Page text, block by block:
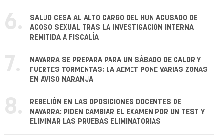
6.
SALUD CESA AL ALTO CARGO DEL HUN ACUSADO DE
ACOSO SEXUAL TRAS LA INVESTIGACIÓN INTERNA
REMITIDA A FISCALÍA
7.
NAVARRA SE PREPARA PARA UN SÁBADO DE CALOR Y
FUERTES TORMENTAS: LA AEMET PONE VARIAS ZONAS
EN AVISO NARANJA
8.
REBELIÓN EN LAS OPOSICIONES DOCENTES DE
NAVARRA: PIDEN CAMBIAR EL EXAMEN POR UN TEST Y
ELIMINAR LAS PRUEBAS ELIMINATORIAS